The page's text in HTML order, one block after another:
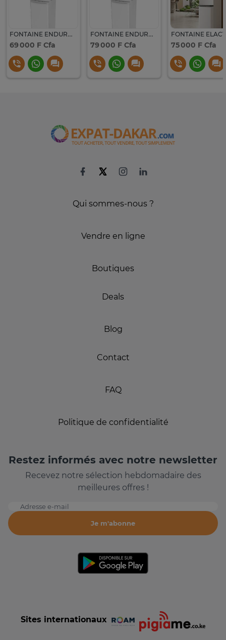
FONTAINE ENDURO 3ROBINETS AVEC FRIGO BLANC WD100HCAB
69 000 F Cfa
FONTAINE ENDURO ROBINETS AVEC FRIGO BLANC WD100HCAB
79 000 F Cfa 75 000 F Cfa
Qui sommes-nous ?
Vendre en ligne
Boutiques
Deals
Blog
Contact
FAQ
Politique de confidentialité
Restez informés avec notre newsletter
Recevez notre sélection hebdomadaire des
meilleures offres !
Adresse e-mail
Je m'abonne
Sites internationaux